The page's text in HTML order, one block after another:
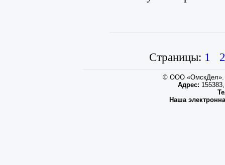
Страницы: 1 2
© ООО «ОмскДел».
Адрес:
Наша